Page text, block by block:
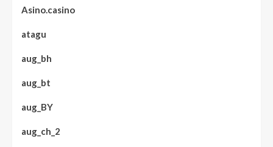
Asino.casino
atagu
aug_bh
aug_bt
aug_BY
aug_ch_2